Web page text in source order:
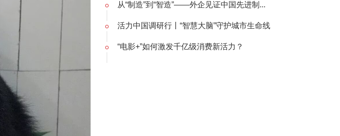
从“制造”到“智造”——外企见证中国先进制...
活力中国调研行丨“智慧大脑”守护城市生命线
“电影+”如何激发千亿级消费新活力？